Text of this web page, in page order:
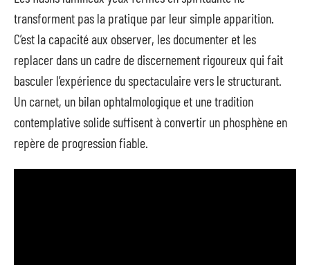
transforment pas la pratique par leur simple apparition.
C’est la capacité aux observer, les documenter et les
replacer dans un cadre de discernement rigoureux qui fait
basculer l’expérience du spectaculaire vers le structurant.
Un carnet, un bilan ophtalmologique et une tradition
contemplative solide suffisent à convertir un phosphène en
repère de progression fiable.